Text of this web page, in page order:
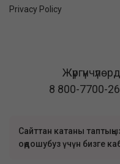
Privacy Policy
8 800-7700-
Сайттан катаны
оңдошубуз үчүн бизге